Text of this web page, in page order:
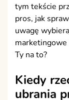
tym tekście
pros, jak
uwagę
marketingowe
Ty na to?
Kiedy
ubrania